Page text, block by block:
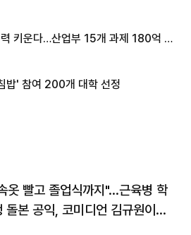
키운다…산업부 15개 과제 180억 지
밥' 참여 200개 대학 선정
옷 빨고 졸업식까지"…근육병 학
돌본 공익, 코미디언 김규원이었